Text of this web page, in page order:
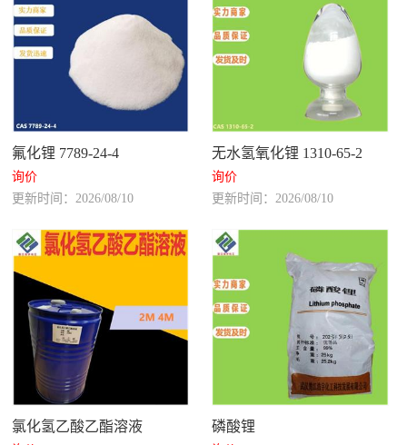
氟化锂 7789-24-4
询价
更新时间：2026/08/10
无水氢氧化锂 1310-65-2
询价
更新时间：2026/08/10
氯化氢乙酸乙酯溶液 磷酸锂